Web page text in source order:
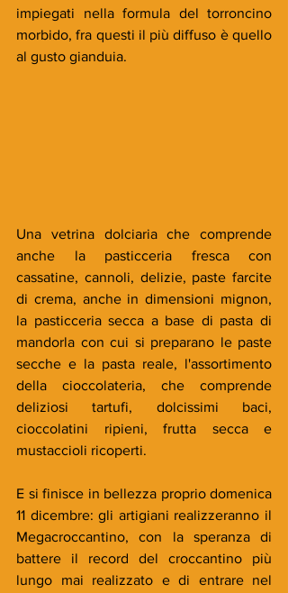
impiegati nella formula del torroncino
morbido, fra questi il più diffuso è quello
al gusto gianduia.
Una vetrina dolciaria che comprende
anche la pasticceria fresca con
cassatine, cannoli, delizie, paste farcite
di crema, anche in dimensioni mignon,
la pasticceria secca a base di pasta di
mandorla con cui si preparano le paste
secche e la pasta reale, l'assortimento
della cioccolateria, che comprende
deliziosi tartufi, dolcissimi baci,
cioccolatini ripieni, frutta secca e
mustaccioli ricoperti.
E si finisce in bellezza proprio domenica
11 dicembre: gli artigiani realizzeranno il
Megacroccantino, con la speranza di
battere il record del croccantino più
lungo mai realizzato e di entrare nel